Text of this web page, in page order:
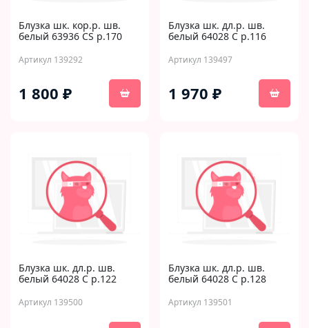
Блузка шк. кор.р. шв.
белый 63936 CS р.170
Артикул 139292
1 800 ₽
Блузка шк. дл.р. шв.
белый 64028 C р.116
Артикул 139497
1 970 ₽
Блузка шк. дл.р. шв.
белый 64028 C р.122
Артикул 139500
Блузка шк. дл.р. шв.
белый 64028 C р.128
Артикул 139501